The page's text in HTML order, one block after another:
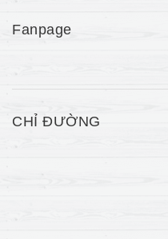
Fanpage
CHỈ ĐƯỜNG